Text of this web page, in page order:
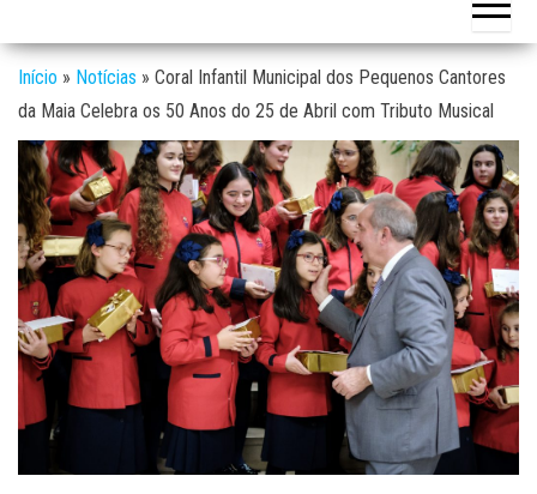
Início » Notícias » Coral Infantil Municipal dos Pequenos Cantores
da Maia Celebra os 50 Anos do 25 de Abril com Tributo Musical